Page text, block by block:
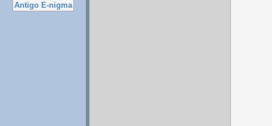
Antigo E-nigma